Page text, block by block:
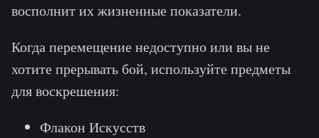
восполнит их жизненные показатели.
Когда перемещение недоступно или вы не
хотите прерывать бой, используйте предметы
для воскрешения:
Флакон Искусств